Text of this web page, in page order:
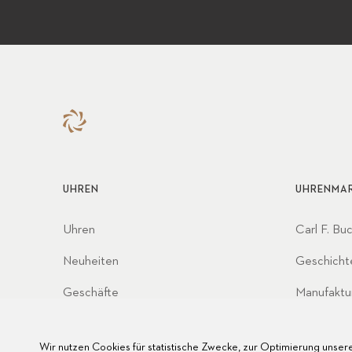
UHREN
Uhren
Neuheiten
Geschäfte
Carl F.
Wir nutzen Cookies für statistische Zwecke, zur Optimierung